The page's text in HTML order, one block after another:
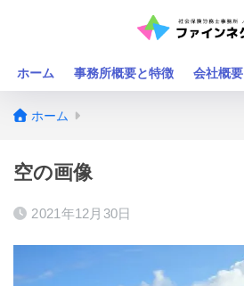
ホーム 事務所概要と特徴 会社概要
ホーム
空の画像
2021年12月30日